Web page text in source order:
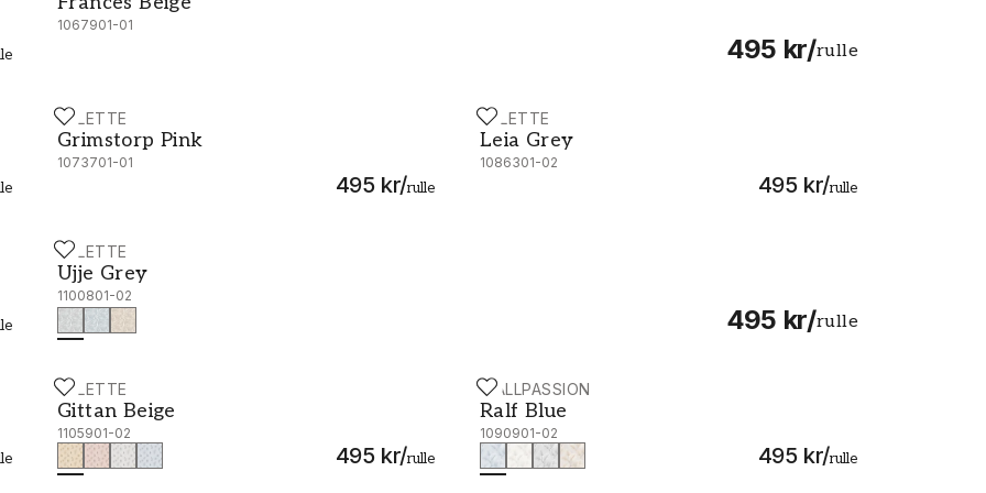
1067901-01
495 kr/rulle
PALETTE
Grimstorp Pink
1073701-01
495 kr/rulle
Grimstorp Pink - 1073701-01 PALETTE
Leia Grey
1086301-02
495 kr/rulle
Leia Grey - 1086301-02
PALETTE
Ujje Grey
1100801-02
495 kr/rulle
Ujje Grey - 1100801-02
PALETTE
Gittan Beige
1105901-02
495 kr/rulle
Gittan Beige - 1105901-02 WALLPASSION
Ralf Blue
1090901-02
495 kr/rulle
Ralf Blue - 1090901-02